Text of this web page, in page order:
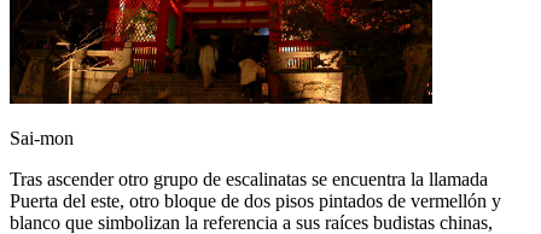
Sai-mon
Tras ascender otro grupo de escalinatas se encuentra la llamada
Puerta del este, otro bloque de dos pisos pintados de vermellón y
blanco que simbolizan la referencia a sus raíces budistas chinas,